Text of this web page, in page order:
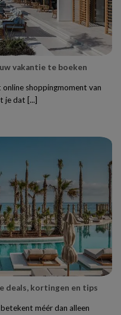
vakantie te boeken
shoppingmoment van
je dat [...]
deals, kortingen en tips
méér dan alleen